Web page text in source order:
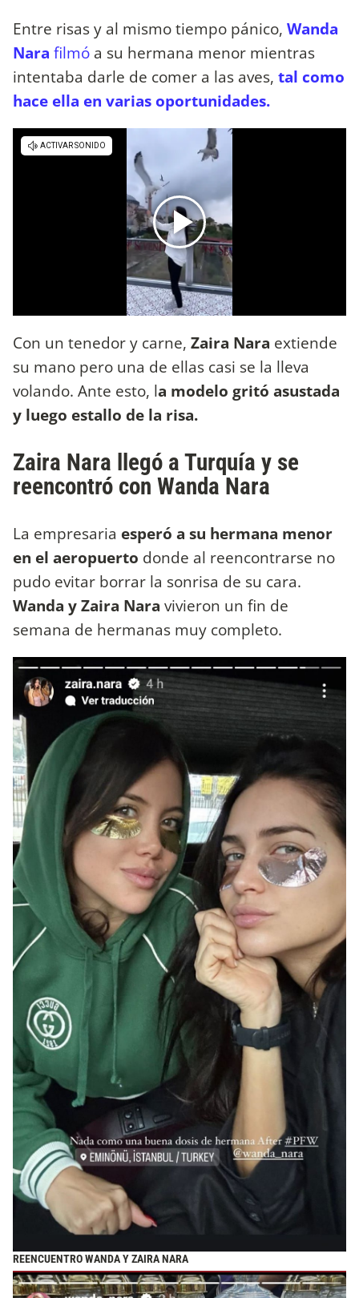
Entre risas y al mismo tiempo pánico, Wanda
Nara filmó a su hermana menor mientras
intentaba darle de comer a las aves, tal como
hace ella en varias oportunidades.
Con un tenedor y carne, Zaira Nara extiende
su mano pero una de ellas casi se la lleva
volando. Ante esto, la modelo gritó asustada
y luego estallo de la risa.
Zaira Nara llegó a Turquía y se
reencontró con Wanda Nara
La empresaria esperó a su hermana menor
en el aeropuerto donde al reencontrarse no
pudo evitar borrar la sonrisa de su cara.
Wanda yZaira Nara vivieron un fin de
semana de hermanas muy completo.
REENCUENTRO WANDA Y ZAIRA NARA